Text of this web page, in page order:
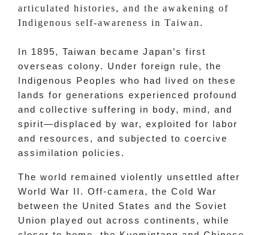
articulated histories, and the awakening of
Indigenous self-awareness in Taiwan.
In 1895, Taiwan became Japan’s first
overseas colony. Under foreign rule, the
Indigenous Peoples who had lived on these
lands for generations experienced profound
and collective suffering in body, mind, and
spirit—displaced by war, exploited for labor
and resources, and subjected to coercive
assimilation policies.
The world remained violently unsettled after
World War II. Off-camera, the Cold War
between the United States and the Soviet
Union played out across continents, while